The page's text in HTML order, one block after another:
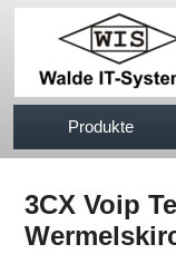
Produkte
3CX Voip